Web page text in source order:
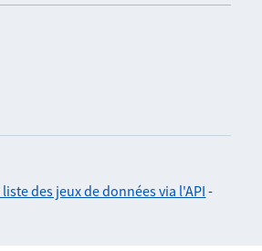
des jeux de données via l'API -